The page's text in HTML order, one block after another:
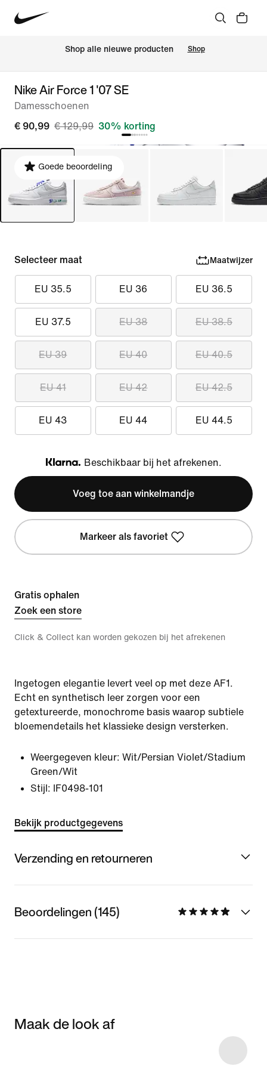
Shop alle nieuwe producten Shop
Nike Air Force 1 '07 SE
Damesschoenen
€ 90,99 € 129,99 30% korting
Goede beoordeling
Selecteer maat Maatwijzer
EU 35.5 EU 36 EU 36.5
EU 37.5 EU 38 EU 38.5
EU 39 EU 40 EU 40.5
EU 41 EU 42 EU 42.5
EU 43 EU 44 EU 44.5
Klarna
Beschikbaar bij het afrekenen.
Voeg toe aan winkelmandje
Markeer als favoriet
Gratis ophalen
Zoek een store
Click & Collect kan worden gekozen bij het afrekenen
Ingetogen elegantie levert veel op met deze AF1.
Echt en synthetisch leer zorgen voor een
getextureerde, monochrome basis waarop subtiele
bloemendetails het klassieke design versterken.
Weergegeven kleur: Wit/Persian Violet/Stadium
Green/Wit
Stijl:
IF0498-101
Bekijk productgegevens
Verzending en retourneren
Beoordelingen (145)
Maak de look af